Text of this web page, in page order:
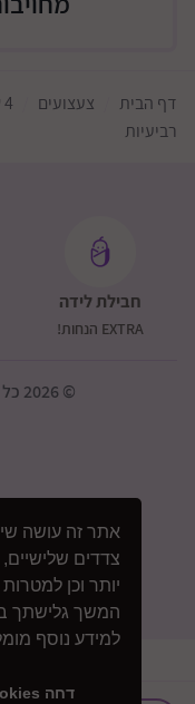
צדדים
יותר וכן
המשך גלישתך
למידע נוסף
דחה Cookies
דף הבית צעצועים 4 שנים ומעלה
רביעיות
חבילת לידה
EXTRA הנחות!
© 2026 כל הזכויות שמורות לבייבי סתיו